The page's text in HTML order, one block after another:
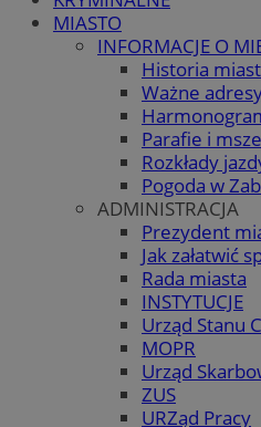
MIASTO
INFORMACJE O
Historia
Ważne
Parafie i
Rozkłady
Pogoda w
ADMINISTRACJA
Prezydent
Jak załatwić
Rada miasta
INSTYTUCJE
Urząd Stanu
MOPR
Urząd
ZUS
URZąd Pracy